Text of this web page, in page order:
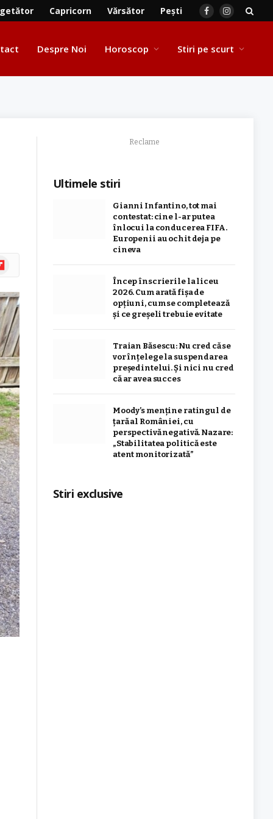
Capricorn Vărsător Pești FacebookInstagram
Despre Noi Horoscop Stiri pe scurt
Reclame
Ultimele stiri
Gianni Infantino, tot mai
contestat: cine l-ar putea
înlocui la conducerea FIFA.
Europenii au ochit deja pe
cineva
Încep înscrierile la liceu
2026. Cum arată fișa de
opțiuni, cum se completează
și ce greșeli trebuie evitate
Traian Băsescu: Nu cred că se
vor înţelege la suspendarea
preşedintelui. Şi nici nu cred
că ar avea succes
Moody’s menține ratingul de
țară al României, cu
perspectivă negativă. Nazare:
„Stabilitatea politică este
atent monitorizată”
Stiri exclusive